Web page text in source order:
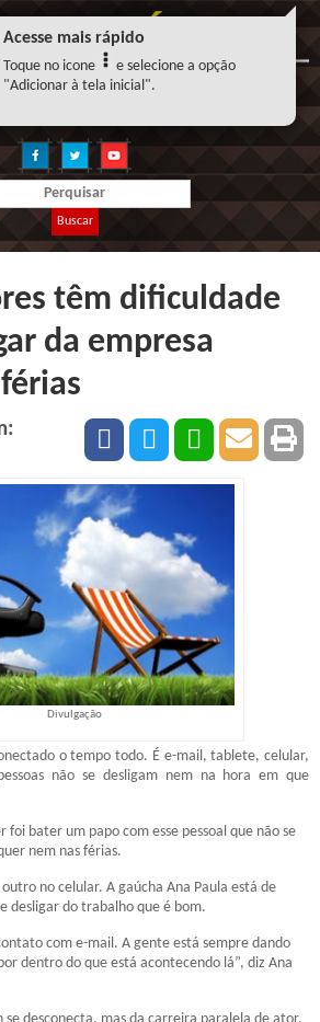
Buscar
têm dificuldade
da empresa
Divulgação
o tempo todo. É e-mail, tablete, celular,
não se desligam nem na hora em que
foi bater um papo com esse pessoal que não se
nem nas férias.
no celular. A gaúcha Ana Paula está de
desligar do trabalho que é bom.
com e-mail. A gente está sempre dando
dentro do que está acontecendo lá”, diz Ana
Acesse mais rápido
Toque no icone
e selecione a opção
"Adicionar à tela inicial".